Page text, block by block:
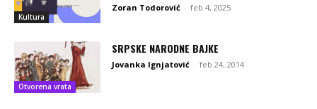
Kultura
Zoran Todorović - feb 4, 2025
Otvorena vrata
SRPSKE NARODNE BAJKE
Jovanka Ignjatović - feb 24, 2014